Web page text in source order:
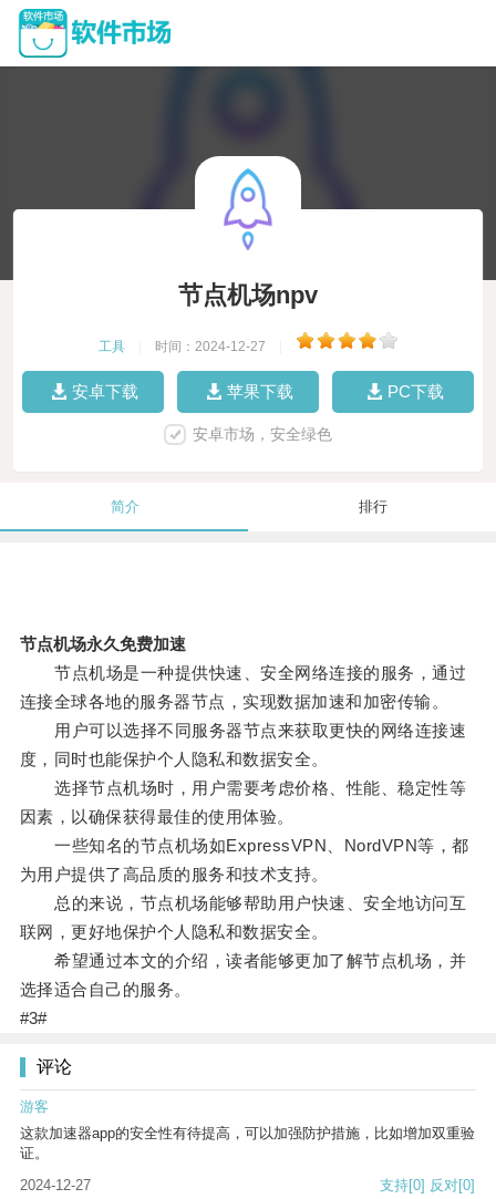
节点机场npv
工具 时间：2024-12-27
安卓下载 苹果下载 PC下载
安卓市场，安全绿色
简介 排行
节点机场永久免费加速
节点机场是一种提供快速、安全网络连接的服务，通过
连接全球各地的服务器节点，实现数据加速和加密传输。
用户可以选择不同服务器节点来获取更快的网络连接速
度，同时也能保护个人隐私和数据安全。
选择节点机场时，用户需要考虑价格、性能、稳定性等
因素，以确保获得最佳的使用体验。
一些知名的节点机场如ExpressVPN、NordVPN等，都
为用户提供了高品质的服务和技术支持。
总的来说，节点机场能够帮助用户快速、安全地访问互
联网，更好地保护个人隐私和数据安全。
希望通过本文的介绍，读者能够更加了解节点机场，并
选择适合自己的服务。
#3#
评论
游客
这款加速器app的安全性有待提高，可以加强防护措施，比如增加双重验
证。
2024-12-27
支持[0] 反对[0]